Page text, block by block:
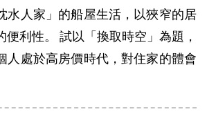
水人家」的船屋生活，以狹窄的居
便利性。 試以「換取時空」為題，
人處於高房價時代，對住家的體會